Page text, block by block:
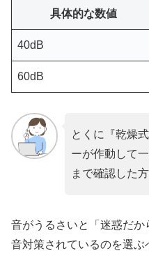
具体的な数値
40dB
60dB
とくに『乾燥
ーが作動して
まで確認した方
音がうるさいと「迷惑だ
音対策されているのを選ぶ